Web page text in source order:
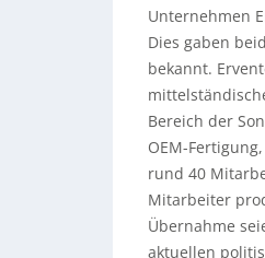
Unternehmen
Dies gaben
bekannt.
Bereich der
OEM-
rund 40
Mitarbeiter
Übernahme
aktuellen